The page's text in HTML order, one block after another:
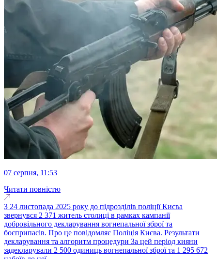
07 серпня, 11:53
Читати повністю
З 24 листопада 2025 року до підрозділів поліції Києва
звернувся 2 371 житель столиці в рамках кампанії
добровільного декларування вогнепальної зброї та
боєприпасів. Про це повідомляє Поліція Києва. Результати
декларування та алгоритм процедури За цей період кияни
задекларували 2 500 одиниць вогнепальної зброї та 1 295 672